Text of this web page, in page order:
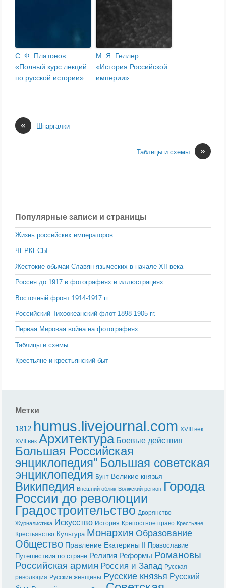
С. Ф. Платонов
«Полный курс лекций
по русской истории»
М. Я. Геллер
«История Российской
империи»
« Шпаргалки
»
Таблицы и схемы
Популярные записи и страницы
Жизнь российских императоров
ЧЕРКЕСЫ
Жестокие обычаи Славян языческих в начале XII века
Россия до 1917 в фотографиях и иллюстрациях
Восточный фронт 1914-1917 гг.
Российский Тихоокеанский флот 1898-1905 гг.
Первая Мировая война на фотографиях
Таблицы и схемы
Крестьяне и крестьянский быт
Метки
1812 humus.livejournal.com XVIII век
XVII век Архитектура Боевые действия
Большая Российская
энциклопедия" Большая советская
энциклопедия Бунт Великие князья
Википедия Внешний облик Волжский регион Города
России до революции
Градостроительство Дворянство
Журналистика Искусство История Крепостное право Крестьяне
Крестьянство Культура Монархия Образование
Общество Правление Екатерины II Православие
Путешествия по стране Религия Реформы Романовы
Российская армия Россия и Запад Русская
революция Русские женщины Русские князья Русский